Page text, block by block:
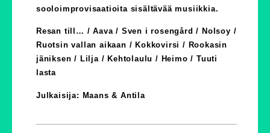
sooloimprovisaatioita sisältävää musiikkia.
Resan till… / Aava / Sven i rosengård / Nolsoy /
Ruotsin vallan aikaan / Kokkovirsi / Rookasin
jäniksen / Lilja / Kehtolaulu / Heimo / Tuuti
lasta
Julkaisija: Maans & Antila